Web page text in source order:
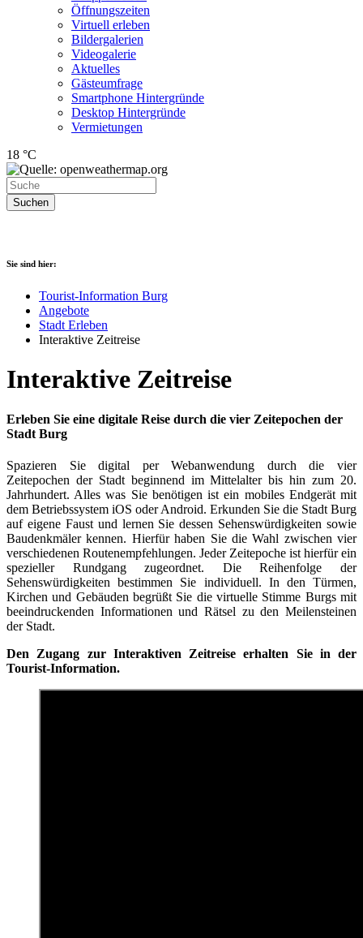
Öffnungszeiten
Virtuell erleben
Bildergalerien
Videogalerie
Aktuelles
Gästeumfrage
Smartphone Hintergründe
Desktop Hintergründe
Vermietungen
18 °C
Suchen
Sie sind hier:
Tourist-Information Burg
Angebote
Stadt Erleben
Interaktive Zeitreise
Interaktive Zeitreise
Erleben Sie eine digitale Reise durch die vier Zeitepochen der
Stadt Burg
Spazieren Sie digital per Webanwendung durch die vier
Zeitepochen der Stadt beginnend im Mittelalter bis hin zum 20.
Jahrhundert. Alles was Sie benötigen ist ein mobiles Endgerät mit
dem Betriebssystem iOS oder Android. Erkunden Sie die Stadt Burg
auf eigene Faust und lernen Sie dessen Sehenswürdigkeiten sowie
Baudenkmäler kennen. Hierfür haben Sie die Wahl zwischen vier
verschiedenen Routenempfehlungen. Jeder Zeitepoche ist hierfür ein
spezieller Rundgang zugeordnet. Die Reihenfolge der
Sehenswürdigkeiten bestimmen Sie individuell. In den Türmen,
Kirchen und Gebäuden begrüßt Sie die virtuelle Stimme Burgs mit
beeindruckenden Informationen und Rätsel zu den Meilensteinen
der Stadt.
Den Zugang zur Interaktiven Zeitreise erhalten Sie in der
Tourist-Information.